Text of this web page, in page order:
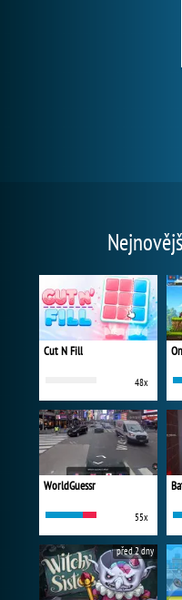
Cut N Fill
48x
WorldGuessr
55x
před 2 dny